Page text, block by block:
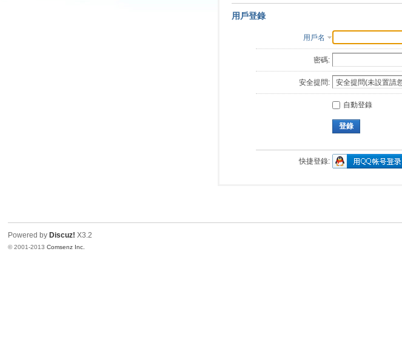
用戶登錄
用戶名
密碼:
安全提問:
自動登錄
登錄
快捷登錄:
Powered by Discuz! X3.2
© 2001-2013Comsenz Inc.